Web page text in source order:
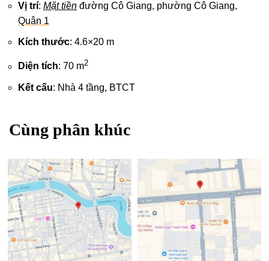
Vị trí: Mặt tiền đường Cô Giang, phường Cô Giang,
Quận 1
Kích thước: 4.6×20 m
Diện tích: 70 m2
Kết cấu: Nhà 4 tầng, BTCT
Cùng phân khúc